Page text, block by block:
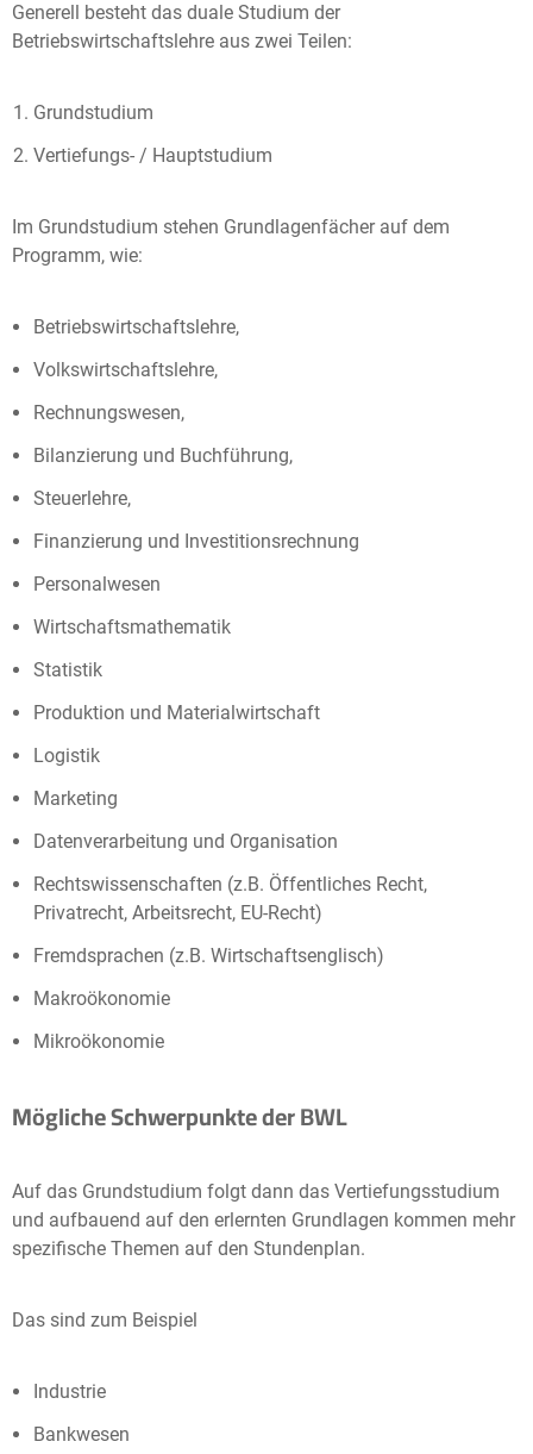
Generell besteht das duale Studium der
Betriebswirtschaftslehre aus zwei Teilen:
Grundstudium
Vertiefungs- / Hauptstudium
Im Grundstudium stehen Grundlagenfächer auf dem
Programm, wie:
Betriebswirtschaftslehre,
Volkswirtschaftslehre,
Rechnungswesen,
Bilanzierung und Buchführung,
Steuerlehre,
Finanzierung und Investitionsrechnung
Personalwesen
Wirtschaftsmathematik
Statistik
Produktion und Materialwirtschaft
Logistik
Marketing
Datenverarbeitung und Organisation
Rechtswissenschaften (z.B. Öffentliches Recht,
Privatrecht, Arbeitsrecht, EU-Recht)
Fremdsprachen (z.B. Wirtschaftsenglisch)
Makroökonomie
Mikroökonomie
Mögliche Schwerpunkte der BWL
Auf das Grundstudium folgt dann das Vertiefungsstudium
und aufbauend auf den erlernten Grundlagen kommen mehr
spezifische Themen auf den Stundenplan.
Das sind zum Beispiel
Industrie
Bankwesen